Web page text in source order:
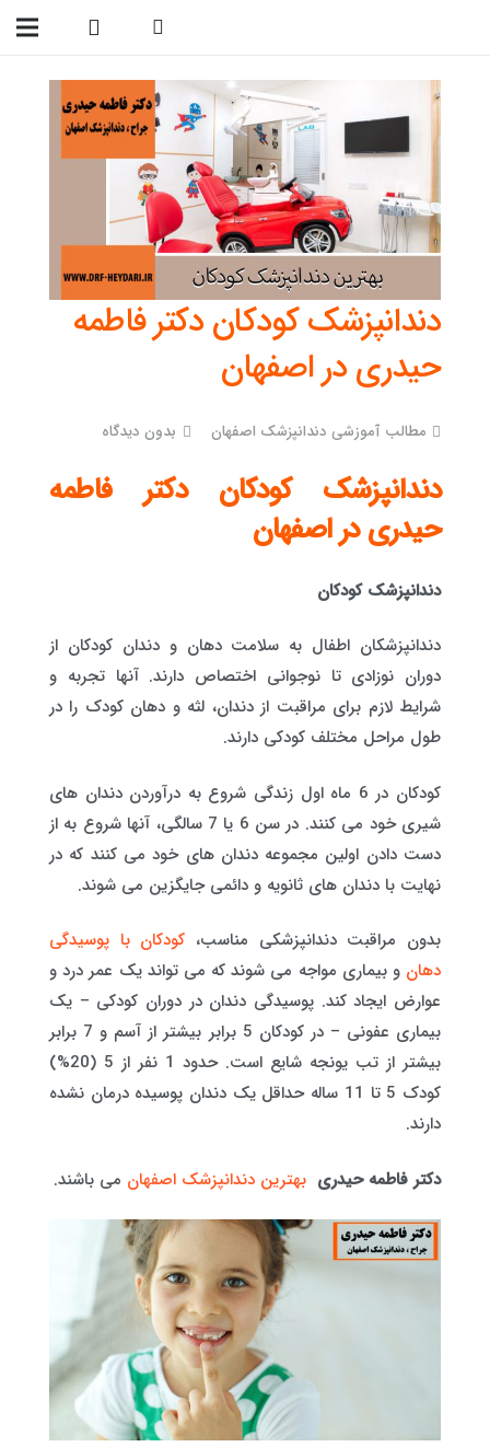
دندانپزشک کودکان دکتر فاطمه
حیدری در اصفهان
مطالب آموزشی دندانپزشک اصفهان بدون دیدگاه
دندانپزشک کودکان دکتر فاطمه
حیدری در اصفهان
دندانپزشک کودکان
دندانپزشکان اطفال به سلامت دهان و دندان کودکان از
دوران نوزادی تا نوجوانی اختصاص دارند. آنها تجربه و
شرایط لازم برای مراقبت از دندان، لثه و دهان کودک را در
طول مراحل مختلف کودکی دارند.
کودکان در 6 ماه اول زندگی شروع به درآوردن دندان های
شیری خود می کنند. در سن 6 یا 7 سالگی، آنها شروع به از
دست دادن اولین مجموعه دندان های خود می کنند که در
نهایت با دندان های ثانویه و دائمی جایگزین می شوند.
بدون مراقبت دندانپزشکی مناسب، کودکان با پوسیدگی
دهان و بیماری مواجه می شوند که می تواند یک عمر درد و
عوارض ایجاد کند. پوسیدگی دندان در دوران کودکی – یک
بیماری عفونی – در کودکان 5 برابر بیشتر از آسم و 7 برابر
بیشتر از تب یونجه شایع است. حدود 1 نفر از 5 (20%)
کودک 5 تا 11 ساله حداقل یک دندان پوسیده درمان نشده
دارند.
دکتر فاطمه حیدری بهترین دندانپزشک اصفهان می باشند.